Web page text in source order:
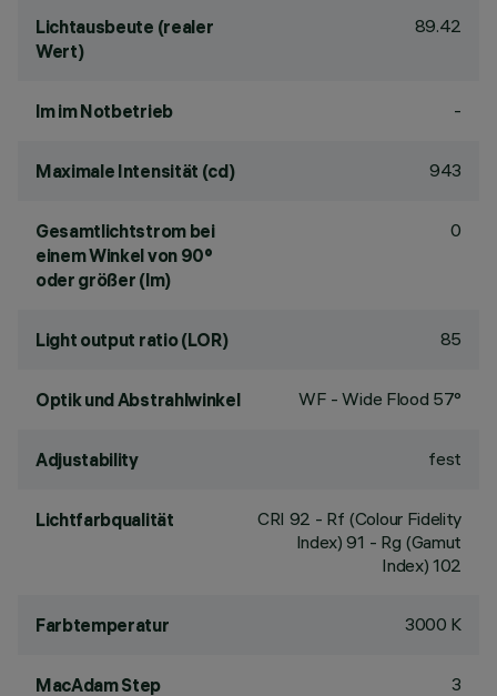
Lichtausbeute (realer
Wert)
89.42
lm im Notbetrieb -
Maximale Intensität (cd) 943
Gesamtlichtstrom bei
einem Winkel von 90°
oder größer (lm)
0
Light output ratio (LOR) 85
Optik und Abstrahlwinkel WF - Wide Flood 57°
Adjustability fest
Lichtfarbqualität CRI 92 - Rf (Colour Fidelity
Index) 91 - Rg (Gamut
Index) 102
Farbtemperatur 3000 K
MacAdam Step 3